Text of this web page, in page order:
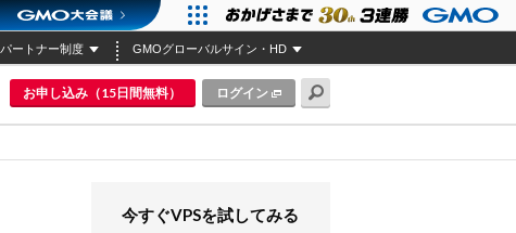
パートナー制度 GMOグローバルサイン・HD
お申し込み（15日間無料） ログイン
今すぐVPSを試してみる